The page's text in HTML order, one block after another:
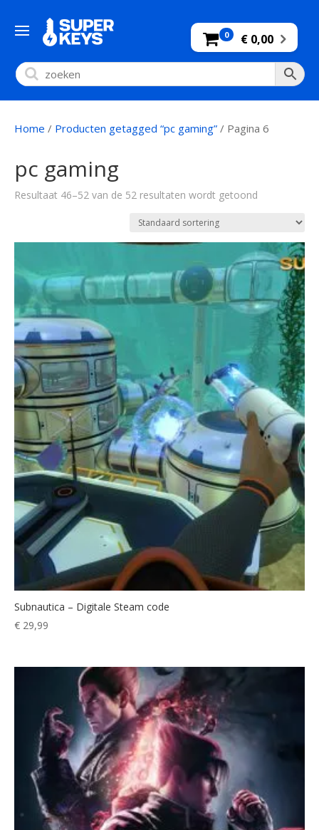
0 € 0,00
Home / Producten getagged “pc gaming” / Pagina 6
pc gaming
Resultaat 46–52 van de 52 resultaten wordt getoond
Subnautica – Digitale Steam code
€ 29,99